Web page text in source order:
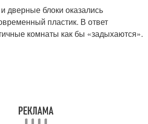
блоки оказались
пластик. В ответ
комнаты как бы «задыхаются».